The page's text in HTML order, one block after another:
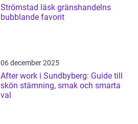
Strömstad läsk gränshandelns
bubblande favorit
06 december 2025
After work i Sundbyberg: Guide till
skön stämning, smak och smarta
val